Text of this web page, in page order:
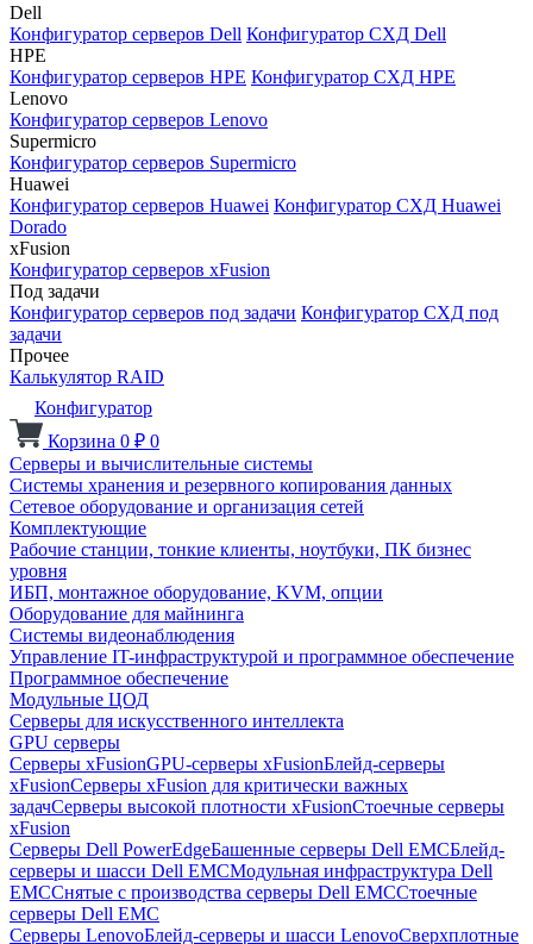
Dell
Конфигуратор серверов Dell Конфигуратор СХД Dell
HPE
Конфигуратор серверов HPE Конфигуратор СХД HPE
Lenovo
Конфигуратор серверов Lenovo
Supermicro
Конфигуратор серверов Supermicro
Huawei
Конфигуратор серверов Huawei Конфигуратор СХД Huawei
Dorado
xFusion
Конфигуратор серверов xFusion
Под задачи
Конфигуратор серверов под задачи Конфигуратор СХД под
задачи
Прочее
Калькулятор RAID
Конфигуратор
Корзина 0 ₽ 0
Серверы и вычислительные системы
Системы хранения и резервного копирования данных
Сетевое оборудование и организация сетей
Комплектующие
Рабочие станции, тонкие клиенты, ноутбуки, ПК бизнес
уровня
ИБП, монтажное оборудование, KVM, опции
Оборудование для майнинга
Системы видеонаблюдения
Управление IT-инфраструктурой и программное обеспечение
Программное обеспечение
Модульные ЦОД
Серверы для искусственного интеллекта
GPU серверы
Серверы xFusionGPU-серверы xFusionБлейд-серверы
xFusionСерверы xFusion для критически важных
задачСерверы высокой плотности xFusionСтоечные серверы
xFusion
Серверы Dell PowerEdgeБашенные серверы Dell EMCБлейд-
серверы и шасси Dell EMCМодульная инфраструктура Dell
EMCСнятые с производства серверы Dell EMCСтоечные
серверы Dell EMC
Серверы LenovoБлейд-серверы и шасси LenovoСверхплотные